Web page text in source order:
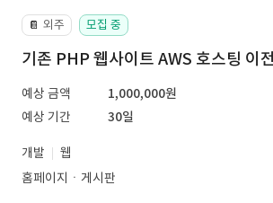
📔 외주 모집 중
기존 PHP 웹사이트 AWS 호스팅 이전
예상 금액
1,000,000원
예상 기간
30일
개발
웹
홈페이지ㆍ게시판